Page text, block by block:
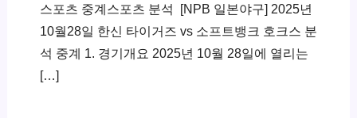
스포츠 중계스포츠 분석 ​ [NPB 일본야구] 2025년
10월28일 한신 타이거즈 vs 소프트뱅크 호크스 분
석 중계 1. 경기개요 2025년 10월 28일에 열리는
[…]